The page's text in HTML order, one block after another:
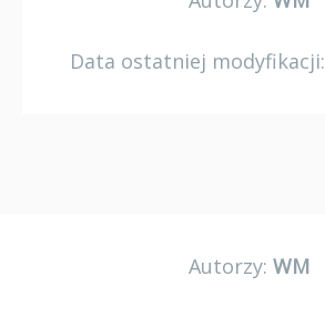
Data ostatniej modyfikacji:
Autorzy: WM